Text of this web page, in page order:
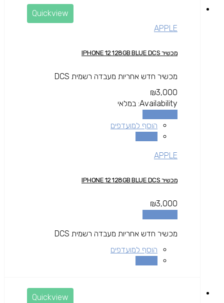
Quickview
APPLE
מכשיר IPHONE 12 128GB BLUE DCS
מכשיר חדש אחריות מעבדה רשמית DCS
₪3,000
Availability: במלאי
הוסף למועדפים
APPLE
מכשיר IPHONE 12 128GB BLUE DCS
₪3,000
מכשיר חדש אחריות מעבדה רשמית DCS
הוסף למועדפים
Quickview